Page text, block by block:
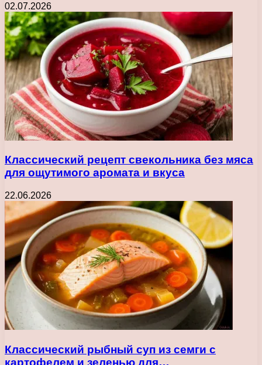
02.07.2026
Классический рецепт свекольника без мяса
для ощутимого аромата и вкуса
22.06.2026
Классический рыбный суп из семги с
картофелем и зеленью для…